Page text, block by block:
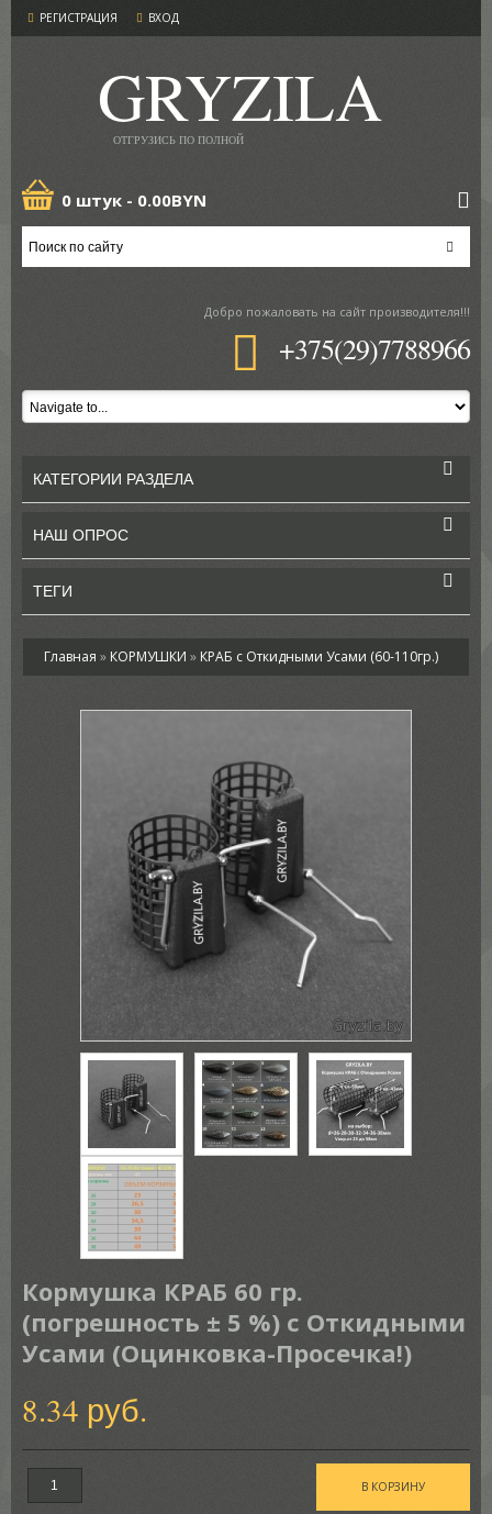
РЕГИСТРАЦИЯ ВХОД
GRYZILA
ОТГРУЗИСЬ ПО ПОЛНОЙ
0 штук - 0.00BYN
Добро пожаловать на сайт производителя!!!
+375(29)7788966
КАТЕГОРИИ РАЗДЕЛА
НАШ ОПРОС
ТЕГИ
Главная » КОРМУШКИ » КРАБ с Откидными Усами (60-110гр.)
Кормушка КРАБ 60 гр.
(погрешность ± 5 %) с Откидными
Усами (Оцинковка-Просечка!)
8.34 руб.